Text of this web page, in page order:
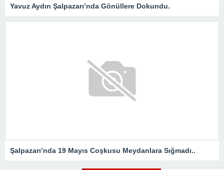
Yavuz Aydın Şalpazarı’nda Gönüllere Dokundu.
Şalpazarı’nda 19 Mayıs Coşkusu Meydanlara Sığmadı..